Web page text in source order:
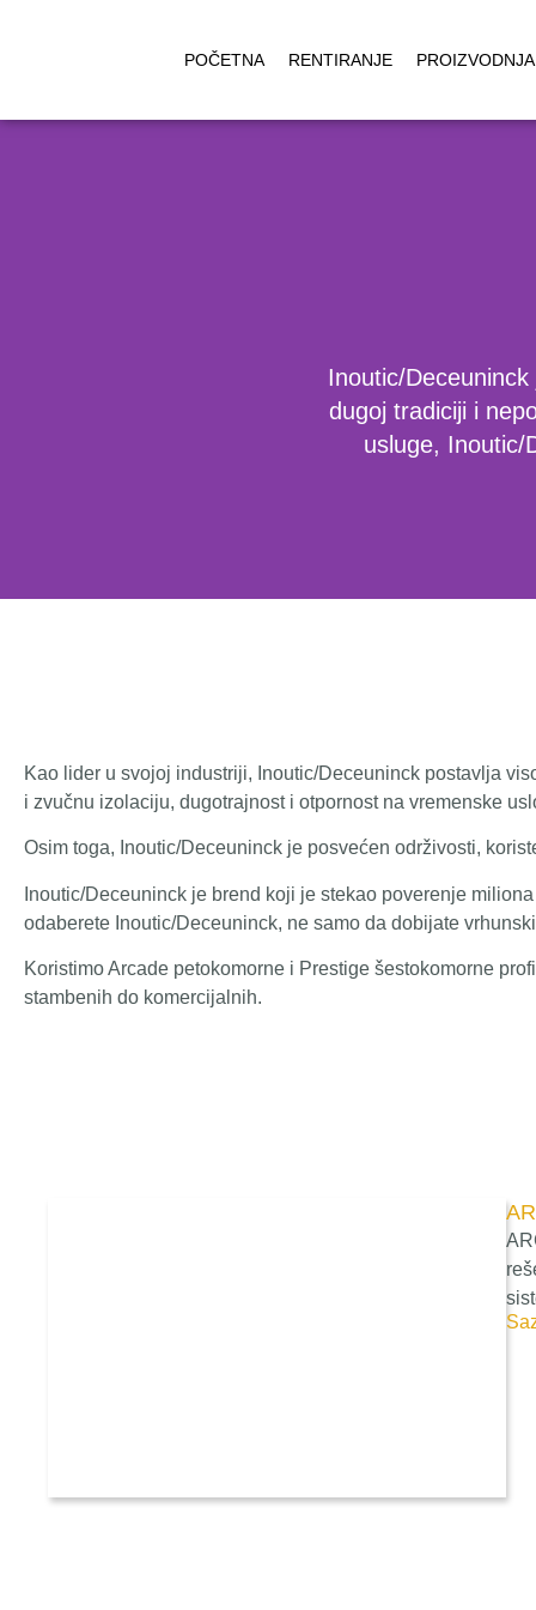
POČETNA RENTIRANJE
Inoutic/
dugoj tradiciji i
usluge, Inoutic/
Kao lider u svojoj industriji, Inoutic/Deceuninck postavlja
i zvučnu izolaciju, dugotrajnost i otpornost na vremenske
Osim toga, Inoutic/Deceuninck je posvećen održivosti,
Inoutic/Deceuninck je brend koji je stekao poverenje
odaberete Inoutic/Deceuninck, ne samo da dobijate
Koristimo Arcade petokomorne i Prestige šestokomorne
stambenih do komercijalnih.